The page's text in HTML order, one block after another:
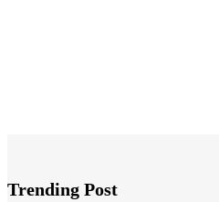
Trending Post